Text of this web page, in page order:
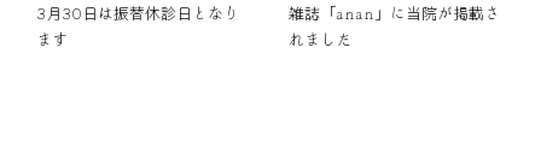
3月30日は振替休診日となり
ます
雑誌「anan」に当院が掲載さ
れました